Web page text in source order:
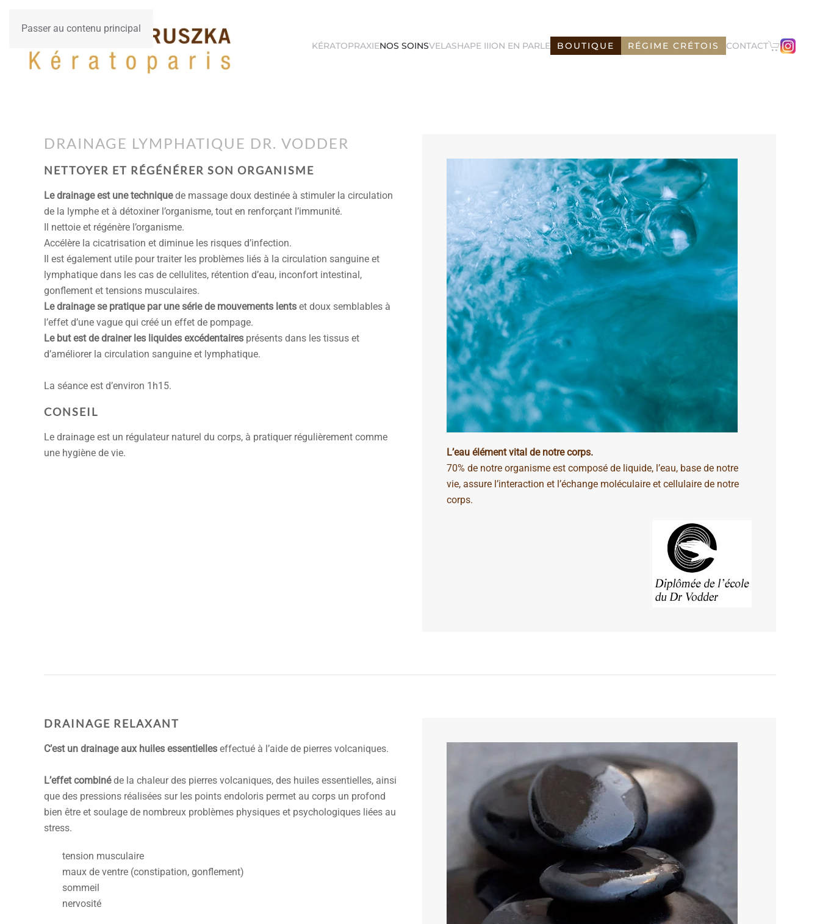
Passer au contenu principal
KÉRATOPRAXIENOS SOINSVELASHAPE IIION EN PARLE BOUTIQUE RÉGIME CRÉTOIS CONTACT
DRAINAGE LYMPHATIQUE DR. VODDER
NETTOYER ET RÉGÉNÉRER SON ORGANISME
Le drainage est une techniquede massage doux destinée à stimuler la circulation
de la lymphe et à détoxiner l’organisme, tout en renforçant l’immunité.
Il nettoie et régénère l’organisme.
Accélère la cicatrisation et diminue les risques d’infection.
Il est également utile pour traiter les problèmes liés à la circulation sanguine et
lymphatique dans les cas de cellulites, rétention d’eau, inconfort intestinal,
gonflement et tensions musculaires.
Le drainage se pratique par une série de mouvements lents et doux semblables à
l’effet d’une vague qui créé un effet de pompage.
Le but est de drainer les liquides excédentaires présents dans les tissus et
d’améliorer la circulation sanguine et lymphatique.
La séance est d’environ 1h15.
CONSEIL
Le drainage est un régulateur naturel du corps, à pratiquer régulièrement comme
une hygiène de vie.
L’eau élément vital de notre corps.
70% de notre organisme est composé de liquide, l’eau, base de notre
vie, assure l’interaction et l’échange moléculaire et cellulaire de notre
corps.
DRAINAGE RELAXANT
C’est un drainage aux huiles essentielles effectué à l’aide de pierres volcaniques.
L’effet combinéde la chaleur des pierres volcaniques, des huiles essentielles, ainsi
que des pressions réalisées sur les points endoloris permet au corps un profond
bien être et soulage de nombreux problèmes physiques et psychologiques liées au
stress.
tension musculaire
maux de ventre (constipation, gonflement)
sommeil
nervosité